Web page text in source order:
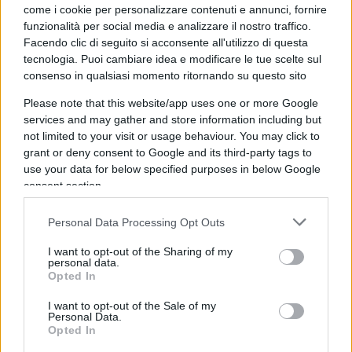
come i cookie per personalizzare contenuti e annunci, fornire
funzionalità per social media e analizzare il nostro traffico.
Facendo clic di seguito si acconsente all'utilizzo di questa
tecnologia. Puoi cambiare idea e modificare le tue scelte sul
consenso in qualsiasi momento ritornando su questo sito
Please note that this website/app uses one or more Google
services and may gather and store information including but
not limited to your visit or usage behaviour. You may click to
grant or deny consent to Google and its third-party tags to
use your data for below specified purposes in below Google
consent section.
Personal Data Processing Opt Outs
I want to opt-out of the Sharing of my
personal data.
Opted In
I want to opt-out of the Sale of my
Personal Data.
Opted In
colpisca il tifoso onesto tanto quanto lo
speculatore.
C’è poi un tema di principio : l’abbonamento è un
contratto, non una proprietà piena ed è dunque